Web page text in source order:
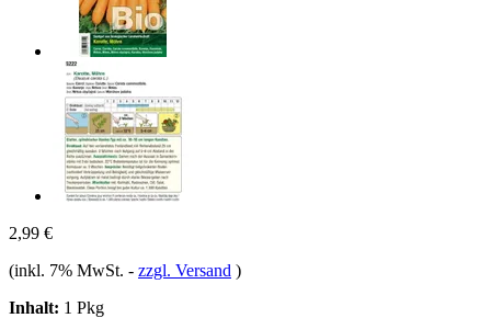
2,99 €
(inkl. 7% MwSt. - zzgl. Versand )
Inhalt: 1 Pkg